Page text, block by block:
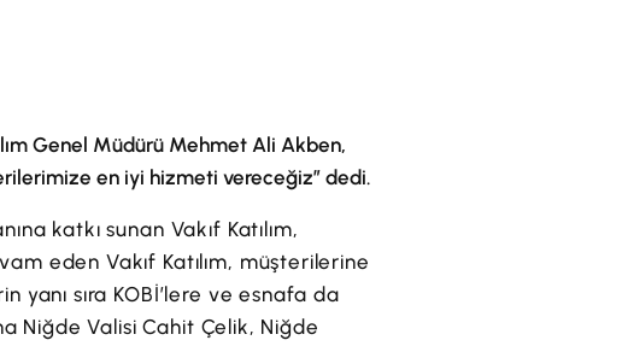
Genel Müdürü Mehmet Ali Akben,
en iyi hizmeti vereceğiz” dedi.
katkı sunan Vakıf Katılım,
eden Vakıf Katılım, müşterilerine
sıra KOBİ’lere ve esnafa da
Niğde Valisi Cahit Çelik, Niğde